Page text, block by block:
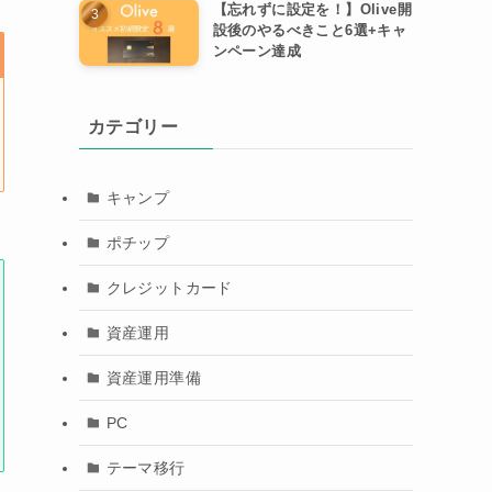
【忘れずに設定を！】Olive開
設後のやるべきこと6選+キャ
ンペーン達成
カテゴリー
キャンプ
ポチップ
クレジットカード
資産運用
資産運用準備
PC
テーマ移行